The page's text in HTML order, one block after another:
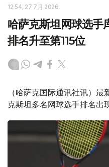
12:54, 27 7月 2026
哈萨克斯坦网球选手
排名升至第115位
（哈萨克国际通讯社讯）
克斯坦多名网球选手排名出